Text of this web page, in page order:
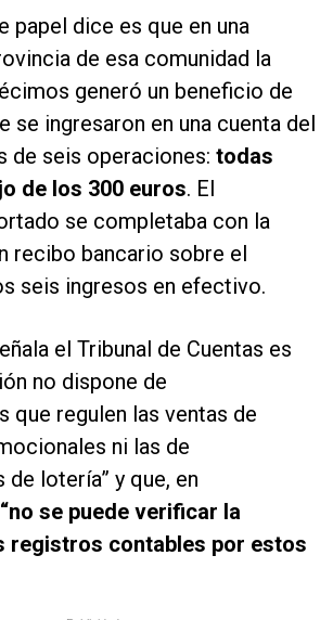
papel dice es que en una
de esa comunidad la
generó un beneficio de
se ingresaron en una cuenta del
de seis operaciones: todas
de los 300 euros. El
se completaba con la
recibo bancario sobre el
seis ingresos en efectivo.
el Tribunal de Cuentas es
no dispone de
que regulen las ventas de
ni las de
lotería” y que, en
“no se puede verificar la
registros contables por estos